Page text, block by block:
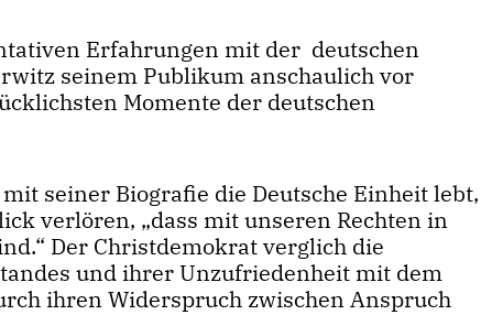
Erfahrungen mit der deutschen
seinem Publikum anschaulich vor
Momente der deutschen
seiner Biografie die Deutsche Einheit lebt,
verlören, „dass mit unseren Rechten in
Der Christdemokrat verglich die
und ihrer Unzufriedenheit mit dem
ihren Widerspruch zwischen Anspruch